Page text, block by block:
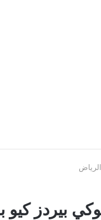
بيردز كيو